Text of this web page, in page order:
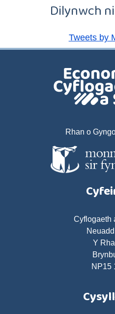
Dilynwch
Tweets by
Rhan o
Cyflogaeth
Y
NP15